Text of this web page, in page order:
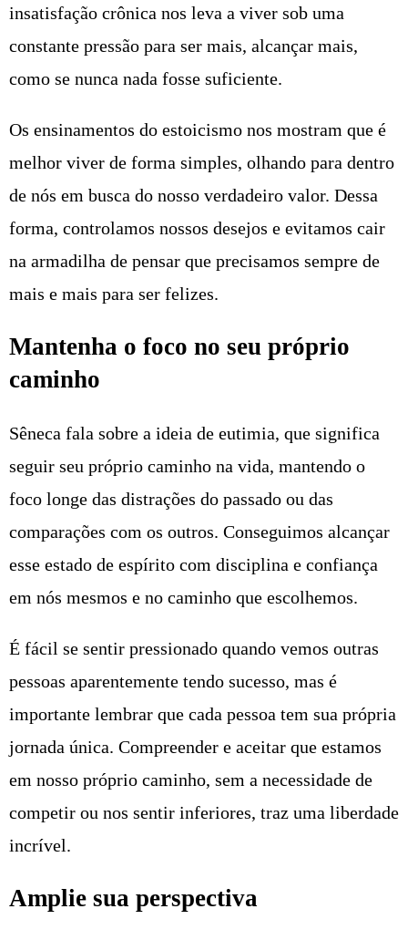
insatisfação crônica nos leva a viver sob uma
constante pressão para ser mais, alcançar mais,
como se nunca nada fosse suficiente.
Os ensinamentos do estoicismo nos mostram que é
melhor viver de forma simples, olhando para dentro
de nós em busca do nosso verdadeiro valor. Dessa
forma, controlamos nossos desejos e evitamos cair
na armadilha de pensar que precisamos sempre de
mais e mais para ser felizes.
Mantenha o foco no seu próprio
caminho
Sêneca fala sobre a ideia de eutimia, que significa
seguir seu próprio caminho na vida, mantendo o
foco longe das distrações do passado ou das
comparações com os outros. Conseguimos alcançar
esse estado de espírito com disciplina e confiança
em nós mesmos e no caminho que escolhemos.
É fácil se sentir pressionado quando vemos outras
pessoas aparentemente tendo sucesso, mas é
importante lembrar que cada pessoa tem sua própria
jornada única. Compreender e aceitar que estamos
em nosso próprio caminho, sem a necessidade de
competir ou nos sentir inferiores, traz uma liberdade
incrível.
Amplie sua perspectiva